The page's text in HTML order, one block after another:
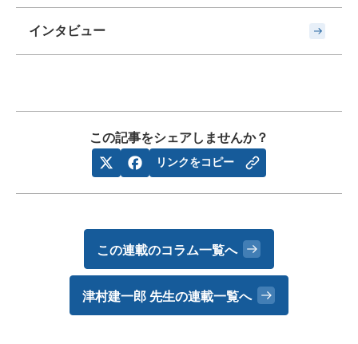
インタビュー
この記事をシェアしませんか？
リンクをコピー
この連載のコラム一覧へ
津村建一郎 先生の連載一覧へ